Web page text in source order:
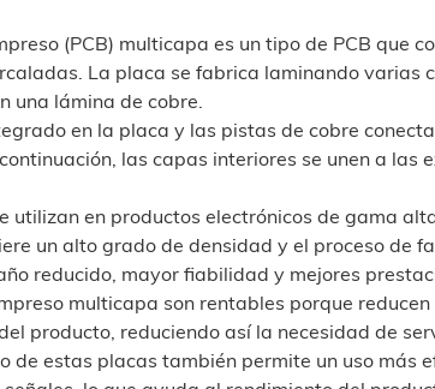
(PCB) multicapa es un tipo de PCB que
La placa se fabrica laminando varias
una lámina de cobre.
en la placa y las pistas de cobre
las capas interiores se unen a las
utilizan en productos electrónicos de gama
un alto grado de densidad y el proceso de
reducido, mayor fiabilidad y mejores
multicapa son rentables porque
producto, reduciendo así la necesidad de
de estas placas también permite un uso más